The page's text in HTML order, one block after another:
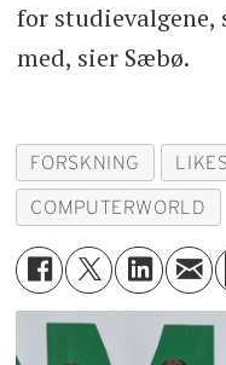
for studievalgene,
med, sier Sæbø.
FORSKNING
COMPUTERWORLD